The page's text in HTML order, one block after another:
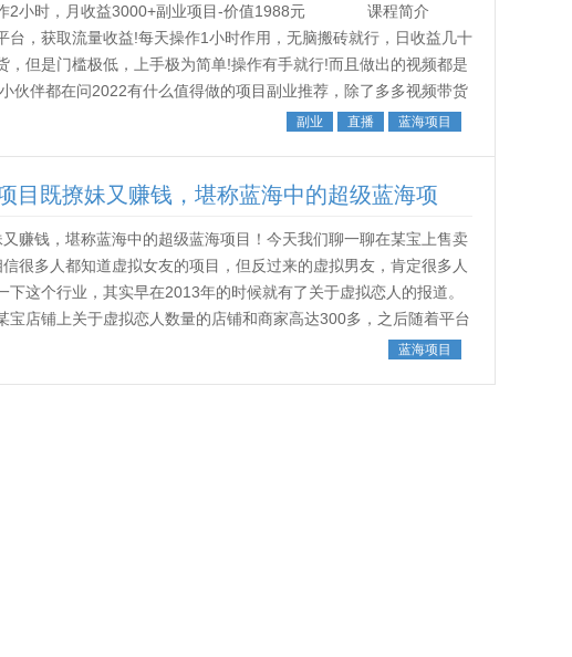
2小时，月收益3000+副业项目-价值1988元 课程简介
台，获取流量收益!每天操作1小时作用，无脑搬砖就行，日收益几十
，但是门槛极低，上手极为简单!操作有手就行!而且做出的视频都是
伴都在问2022有什么值得做的项目副业推荐，除了多多视频带货
东视频带货，无需粉丝基...
副业 直播 蓝海项目
目既撩妹又赚钱，堪称蓝海中的超级蓝海项
赚钱，堪称蓝海中的超级蓝海项目！今天我们聊一聊在某宝上售卖
很多人都知道虚拟女友的项目，但反过来的虚拟男友，肯定很多人
这个行业，其实早在2013年的时候就有了关于虚拟恋人的报道。
宝店铺上关于虚拟恋人数量的店铺和商家高达300多，之后随着平台
蓝海项目